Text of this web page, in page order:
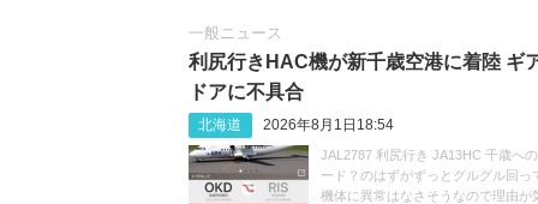
一般ニュース
利尻行きHAC機が新千歳空港に着陸 ギ
ドアに不具合
北海道 2026年8月1日18:54
JAL2787 利尻行き JA13HC 千歳へ
ード？のはずがずっとグルグル回っ
機体に異常はなさそうなので理由が